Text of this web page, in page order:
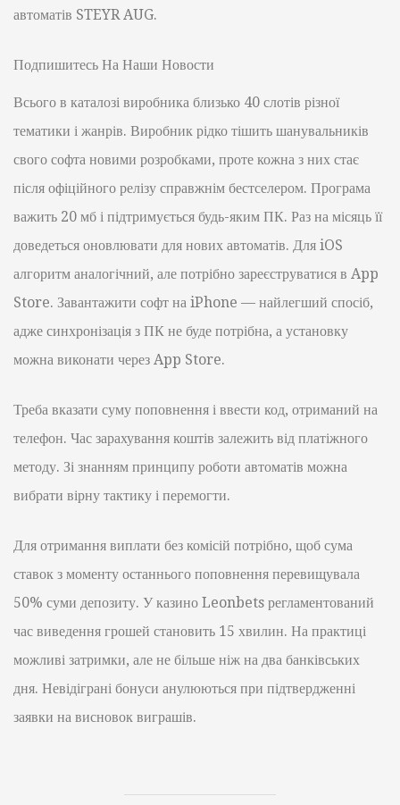
автоматів STEYR AUG.
Подпишитесь На Наши Новости
Всього в каталозі виробника близько 40 слотів різної
тематики і жанрів. Виробник рідко тішить шанувальників
свого софта новими розробками, проте кожна з них стає
після офіційного релізу справжнім бестселером. Програма
важить 20 мб і підтримується будь-яким ПК. Раз на місяць її
доведеться оновлювати для нових автоматів. Для iOS
алгоритм аналогічний, але потрібно зареєструватися в App
Store. Завантажити софт на iPhone — найлегший спосіб,
адже синхронізація з ПК не буде потрібна, а установку
можна виконати через App Store.
Треба вказати суму поповнення і ввести код, отриманий на
телефон. Час зарахування коштів залежить від платіжного
методу. Зі знанням принципу роботи автоматів можна
вибрати вірну тактику і перемогти.
Для отримання виплати без комісій потрібно, щоб сума
ставок з моменту останнього поповнення перевищувала
50% суми депозиту. У казино Leonbets регламентований
час виведення грошей становить 15 хвилин. На практиці
можливі затримки, але не більше ніж на два банківських
дня. Невідіграні бонуси анулюються при підтвердженні
заявки на висновок виграшів.